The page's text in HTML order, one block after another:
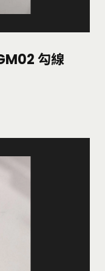
勾線